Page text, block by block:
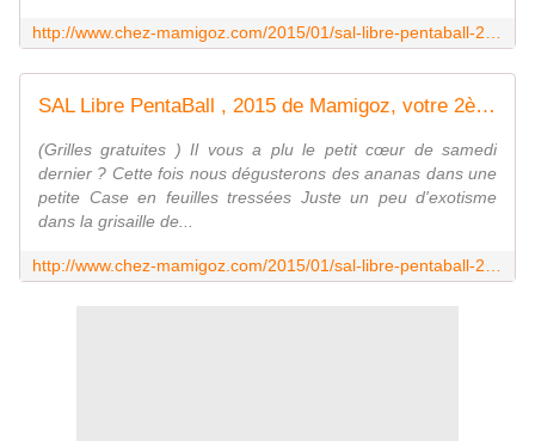
SAL Libre PentaBall , 2015 de Mamigoz, votre 2ème Penta - Chez Mamigoz
(Grilles gratuites ) Il vous a plu le petit cœur de samedi
dernier ? Cette fois nous dégusterons des ananas dans une
petite Case en feuilles tressées Juste un peu d'exotisme
dans la grisaille de...